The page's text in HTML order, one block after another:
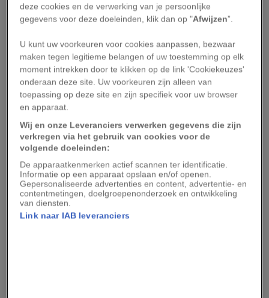
van de aanwezigheid van exoplaneten in dit
stelsel.
“De Ster van Barnard is een van de beroemdste
sterren aan het firmament,” zegtIgnasi Ribasvan
het Instituut voor Ruimtewetenschappen in
Barcelona.“Mensen hebben daar ongelooflijk lang
naar planeten gezocht.”
Een kleine wereld
Hoewel wetenschappers het bestaan van
exoplaneten pas in de jaren negentig van de
vorige eeuw konden bevestigen, meldde de
deze cookies en de verwerking van je persoonlijke
gegevens voor deze doeleinden, klik dan op "Afwijzen”.
U kunt uw voorkeuren voor cookies aanpassen, bezwaar
maken tegen legitieme belangen of uw toestemming op elk
moment intrekken door te klikken op de link 'Cookiekeuzes'
onderaan deze site. Uw voorkeuren zijn alleen van
toepassing op deze site en zijn specifiek voor uw browser
en apparaat.
Wij en onze Leveranciers verwerken gegevens die zijn
verkregen via het gebruik van cookies voor de
volgende doeleinden:
De apparaatkenmerken actief scannen ter identificatie.
Informatie op een apparaat opslaan en/of openen.
Gepersonaliseerde advertenties en content, advertentie- en
contentmetingen, doelgroepenonderzoek en ontwikkeling
van diensten.
Link naar IAB leveranciers